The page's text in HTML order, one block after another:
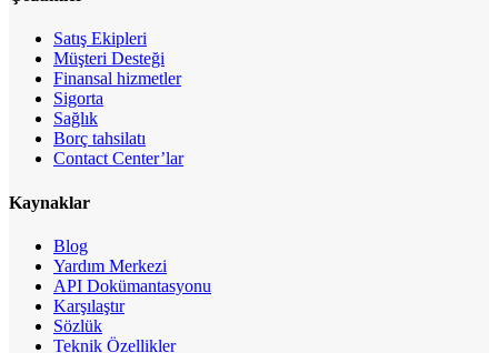
Satış Ekipleri
Müşteri Desteği
Finansal hizmetler
Sigorta
Sağlık
Borç tahsilatı
Contact Center’lar
Kaynaklar
Blog
Yardım Merkezi
API Dokümantasyonu
Karşılaştır
Sözlük
Teknik Özellikler